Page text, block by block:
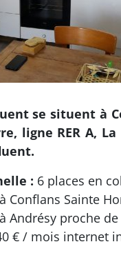
se situent à
ligne RER A,
: 6 places en
Conflans Sainte
Andrésy proche
€ / mois internet